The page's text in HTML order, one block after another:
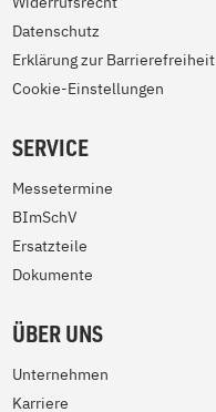
Datenschutz
Erklärung zur Barrierefreiheit
Cookie-Einstellungen
SERVICE
Messetermine
BImSchV
Ersatzteile
Dokumente
ÜBER UNS
Unternehmen
Karriere